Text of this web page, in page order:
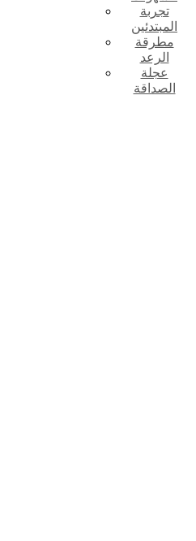
تجربة
المبتدئين
مطرقة
الرعد
عجلة
الصداقة